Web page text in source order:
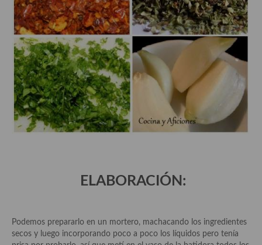
Adobos
Aperitivos
Bebidas
Bocadillos, hamburguesas, sándwich, emparedados, tostas y
demás
Entrantes y primeros platos
Quínoa
Pasta
ELABORACIÓN:
Podemos prepararlo en un mortero, machacando los ingredientes
secos y luego incorporando poco a poco los líquidos pero tenía